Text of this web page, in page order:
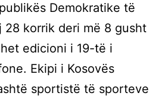
Demokratike të
28 korrik deri më 8 gusht
edicioni i 19-të i
Ekipi i Kosovës
sportistë të sporteve